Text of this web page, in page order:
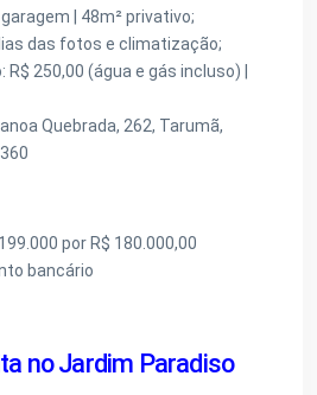
| 48m² privativo;
das fotos e climatização;
250,00 (água e gás incluso) |
Quebrada, 262, Tarumã,
por R$ 180.000,00
bancário
no Jardim Paradiso